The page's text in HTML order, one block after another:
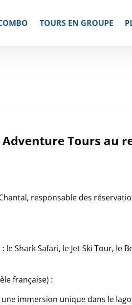
TOURS EN GROUPE
Tours au
responsable des
Shark Safari, le Jet Ski Tour, le
française) :
immersion unique dans le